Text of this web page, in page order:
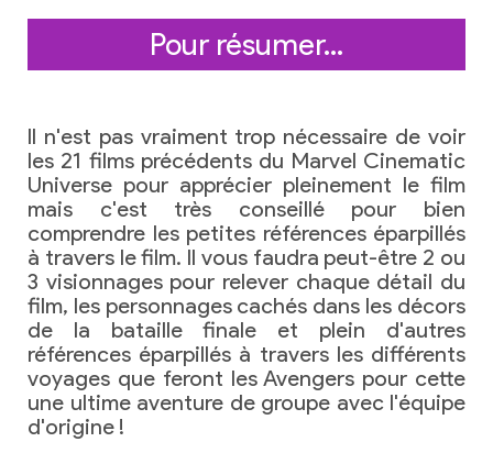
Pour résumer…
Il n'est pas vraiment trop nécessaire de voir
les 21 films précédents du Marvel Cinematic
Universe pour apprécier pleinement le film
mais c'est très conseillé pour bien
comprendre les petites références éparpillés
à travers le film. Il vous faudra peut-être 2 ou
3 visionnages pour relever chaque détail du
film, les personnages cachés dans les décors
de la bataille finale et plein d'autres
références éparpillés à travers les différents
voyages que feront les Avengers pour cette
une ultime aventure de groupe avec l'équipe
d'origine !